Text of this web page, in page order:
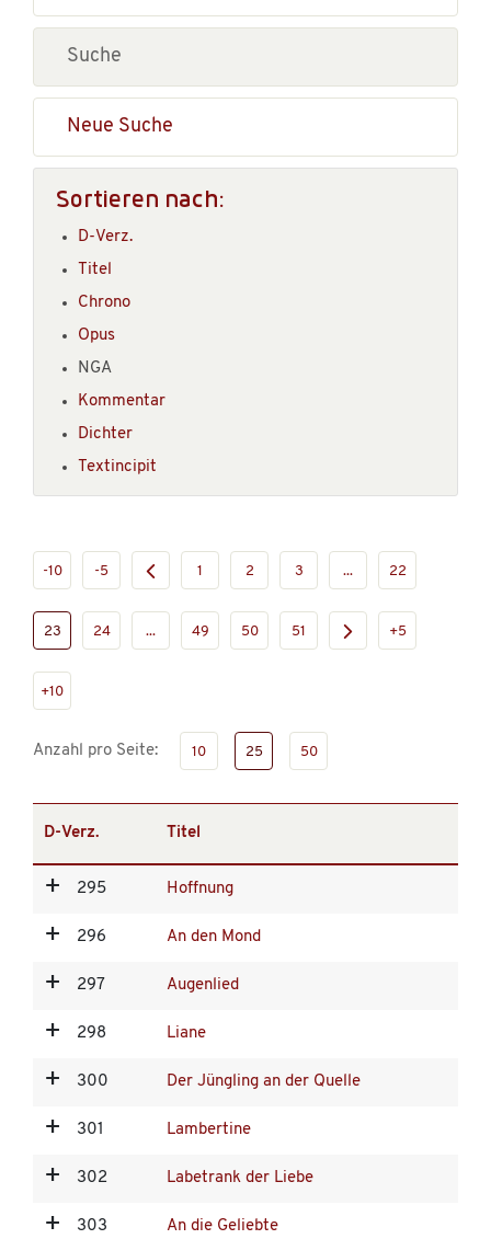
Neue Suche
Sortieren nach:
D-Verz.
Titel
Chrono
Opus
NGA
Kommentar
Dichter
Textincipit
-10 -5 1 2 3 ... 22
23 24 ... 49 50 51 +5
+10
Anzahl pro Seite: 10 25 50
D-Verz. Titel
295 Hoffnung
296 An den Mond
297 Augenlied
298 Liane
300 Der Jüngling an der Quelle
301 Lambertine
302 Labetrank der Liebe
303 An die Geliebte